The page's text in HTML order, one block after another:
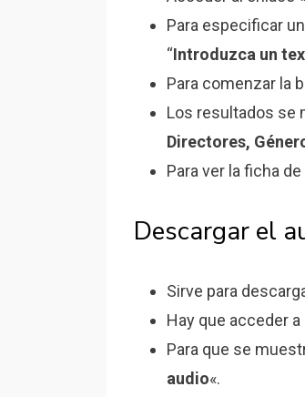
Para especificar
“Introduzca un
Para comenzar la
Los resultados se
Directores,
Para ver la ficha
Descargar el
Sirve para
Hay que acceder
Para que se
audio«.